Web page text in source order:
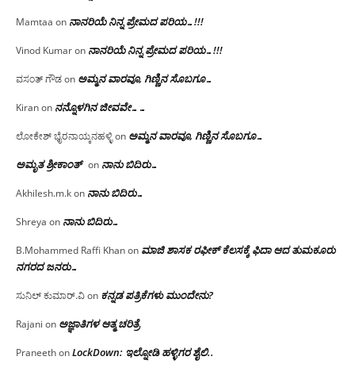
Mamtaa on ನಾನರಿಯೆ ನಿನ್ನ ಪ್ರೇಮದ ಪರಿಯ…!!!
Vinod Kumaron ನಾನರಿಯೆ ನಿನ್ನ ಪ್ರೇಮದ ಪರಿಯ…!!!
ವಸಂತ್ ಗೌಡon ಅಮ್ಮನ ವಾರವೂ, ಗಿಣ್ಣಿನ ಸೊಬಗೂ…
Kiranon ನನ್ನೊಳಗಿನ ಜೀವವೇ……
ಲೋಕೇಶ್ ಭೈರನಾಯ್ಕನಹಳ್ಳಿon ಅಮ್ಮನ ವಾರವೂ, ಗಿಣ್ಣಿನ ಸೊಬಗೂ…
ಅಮೃತ ಶ್ರೀಕಾಂತ್ on ನಾನು ಬಿದಿರು…
Akhilesh.m.kon ನಾನು ಬಿದಿರು…
Shreya on ನಾನು ಬಿದಿರು…
B.Mohammed Raffi Khanon ಮಾಜಿ ಶಾಸಕ ರಫೀಕ್ ಕೆಲಸಕ್ಕೆ ಫಿದಾ ಆದ ತುಮಕೂರು
ನಗರದ ಜನರು…
ಸುನಿಲ್ ಕುಮಾರ್.ವಿon ಕನ್ನಡ ಪತ್ರಿಕೆಗಳು ಮುಂದೇನು?
Rajani on ಅಜ್ಞಾತಿಗಳ ಆತ್ಮ ಚರಿತ್ರೆ
PraneethonLockDown: ಇಲ್ನೋಡಿ ಹಳ್ಳಿಗರ ಶೈಲಿ..